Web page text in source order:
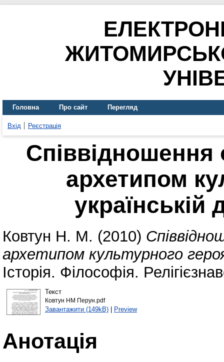
Головна Про сайт Перегляд
Вхід Реєстрація
Співвідношення
архетипом
українській
Ковтун Н. М. (2010)
архетипом культурного героя
Історія. Філософія.
Текст
Ковтун НМ Перун.pdf
Завантажити (149kB)| Preview
Анотація